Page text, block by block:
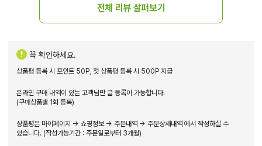
전체 리뷰 살펴보기
꼭 확인하세요.
상품평 등록 시 포인트 50P, 첫 상품평 등록 시 500P 지급
온라인 구매 내역이 있는 고객님만 글 등록이 가능합니다.
(구매상품별 1회 등록)
상품평은 마이페이지 → 쇼핑정보 → 주문내역 → 주문상세내역 에서 작성하실 수
있습니다. (작성가능기간 : 주문일로부터 3개월)